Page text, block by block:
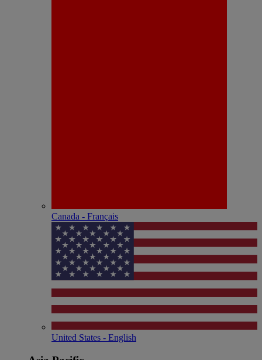
Canada - Français
United States - English